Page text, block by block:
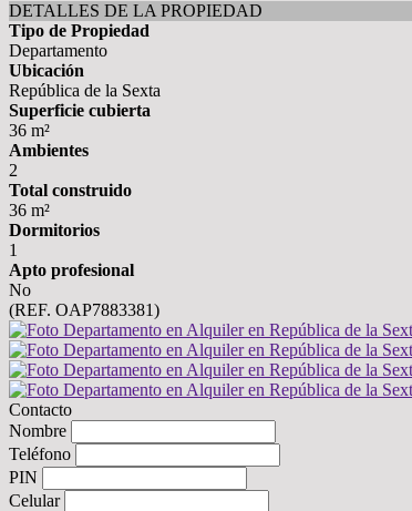
DETALLES DE LA PROPIEDAD
Tipo de Propiedad
Departamento
Ubicación
República de la Sexta
Superficie cubierta
36 m²
Ambientes
2
Total construido
36 m²
Dormitorios
1
Apto profesional
No
(REF. OAP7883381)
Contacto
Nombre
Teléfono
PIN
Celular